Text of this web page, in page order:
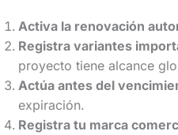
Activa la renovación
Registra variantes
proyecto tiene alcance
Actúa antes del
expiración.
Registra tu marca